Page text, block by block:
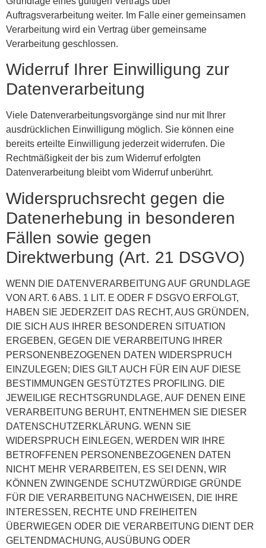
Auftragsverarbeitung weiter. Im Falle einer gemeinsamen
Verarbeitung wird ein Vertrag über gemeinsame
Verarbeitung geschlossen.
Widerruf Ihrer Einwilligung zur
Datenverarbeitung
Viele Datenverarbeitungsvorgänge sind nur mit Ihrer
ausdrücklichen Einwilligung möglich. Sie können eine
bereits erteilte Einwilligung jederzeit widerrufen. Die
Rechtmäßigkeit der bis zum Widerruf erfolgten
Datenverarbeitung bleibt vom Widerruf unberührt.
Widerspruchsrecht gegen die
Datenerhebung in besonderen
Fällen sowie gegen
Direktwerbung (Art. 21 DSGVO)
WENN DIE DATENVERARBEITUNG AUF GRUNDLAGE
VON ART. 6 ABS. 1 LIT. E ODER F DSGVO ERFOLGT,
HABEN SIE JEDERZEIT DAS RECHT, AUS GRÜNDEN,
DIE SICH AUS IHRER BESONDEREN SITUATION
ERGEBEN, GEGEN DIE VERARBEITUNG IHRER
PERSONENBEZOGENEN DATEN WIDERSPRUCH
EINZULEGEN; DIES GILT AUCH FÜR EIN AUF DIESE
BESTIMMUNGEN GESTÜTZTES PROFILING. DIE
JEWEILIGE RECHTSGRUNDLAGE, AUF DENEN EINE
VERARBEITUNG BERUHT, ENTNEHMEN SIE DIESER
DATENSCHUTZERKLÄRUNG. WENN SIE
WIDERSPRUCH EINLEGEN, WERDEN WIR IHRE
BETROFFENEN PERSONENBEZOGENEN DATEN
NICHT MEHR VERARBEITEN, ES SEI DENN, WIR
KÖNNEN ZWINGENDE SCHUTZWÜRDIGE GRÜNDE
FÜR DIE VERARBEITUNG NACHWEISEN, DIE IHRE
INTERESSEN, RECHTE UND FREIHEITEN
ÜBERWIEGEN ODER DIE VERARBEITUNG DIENT DER
GELTENDMACHUNG, AUSÜBUNG ODER